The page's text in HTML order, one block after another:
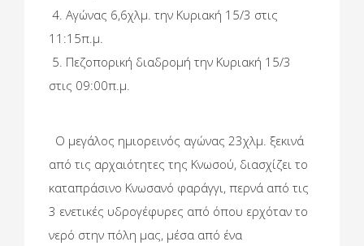
4. Αγώνας 6,6χλμ. την Κυριακή 15/3 στις
11:15π.μ.
5. Πεζοπορική διαδρομή την Κυριακή 15/3
στις 09:00π.μ.
Ο μεγάλος ημιορεινός αγώνας 23χλμ. ξεκινά
από τις αρχαιότητες της Κνωσού, διασχίζει το
καταπράσινο Κνωσανό φαράγγι, περνά από τις
3 ενετικές υδρογέφυρες από όπου ερχόταν το
νερό στην πόλη μας, μέσα από ένα